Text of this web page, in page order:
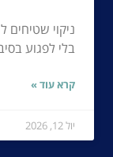
ניקוי שטיחים
בלי לפגוע
קרא עוד »
יול 12, 2026